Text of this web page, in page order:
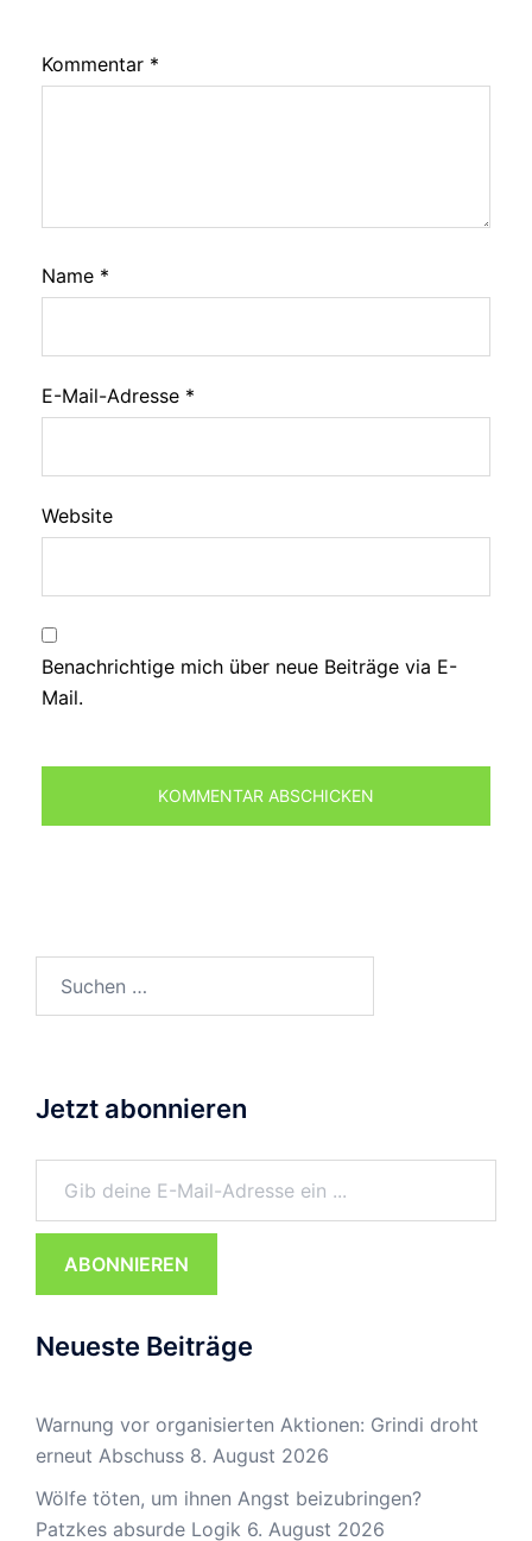
Kommentar *
Name *
E-Mail-Adresse *
Website
Benachrichtige mich über neue Beiträge via E-
Mail.
Jetzt abonnieren
Gib deine E-Mail-Adresse ein ...
ABONNIEREN
Neueste Beiträge
Warnung vor organisierten Aktionen: Grindi droht
erneut Abschuss 8. August 2026
Wölfe töten, um ihnen Angst beizubringen?
Patzkes absurde Logik 6. August 2026